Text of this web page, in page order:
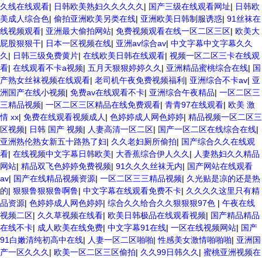
久线在线观看| 日韩欧美熟妇久久久久久 | 国产三级在线观看网址| 日韩欧
美成人综合色| 偷拍亚洲欧美另类在线| 亚洲欧美日韩制服诱惑| 91丝袜在
线视频观看| 亚洲最大偷拍网站| 免费视频观看在线一区二区三区| 欧美大
屁股狠狠干| 日本一区视频在线| 亚洲av综合av| 中文字幕中文字幕久久
久 | 日韩三级免费黄片| 在线欧美日韩在线观看| 视频一区二区三卡在线观
看| 在线观看不卡a视频| 五月天狠狠婷婷久久 | 亚洲精品蜜桃综合在线| 国
产熟女丝袜视频在线观看| 老司机午夜免费视频福利 | 亚洲综合不卡av| 亚
洲国产在线小视频| 免费av在线观看不卡| 亚洲综合午夜精品| 一区二区三
三精品视频| 一区二区三区精品在线免费观看| 青青97在线观看| 欧美 激
情 xx| 免费在线观看视频成人 | 色婷婷成人网色婷婷| 精品视频一区二区三
区视频| 日韩 国产 视频| 人妻高清一区二区| 国产一区二区在线综合在线|
亚洲熟伦熟女新五十路熟了妇| 久久老妇厕所偷拍| 国产综合久久在线观
看| 在线视频中文字幕日韩欧美| 大香蕉综合伊人久久 | 人妻熟妇久久精品
网站| 精品双飞色婷婷免费视频| 91久久久丝袜无内| 国产网站在线观看
av| 国产在线精品视频资源| 一区二区三三精品视频| 久光贴是凉的还是热
的| 狠狠鲁狠狠鲁啊鲁| 中文字幕在线观看免费不卡| 久久久久这里只有精
品资源| 色婷婷成人网色婷婷| 综合久久给合久久狠狠狠97色 | 午夜在线
视频二区| 久久草视频在线看| 欧美日韩极品在线观看视频| 国产精品精品
在线不卡| 成人欧美在线免费| 中文字幕91在线| 一区在线视频网站| 国产
91白嫩清纯初高中在线| 人妻一区二区啪啪|性感美女激情啪啪啪| 亚洲国
产一区久久久 | 欧美一区二区三区偷拍| 久久99日韩久久 | 蜜桃亚洲视频在